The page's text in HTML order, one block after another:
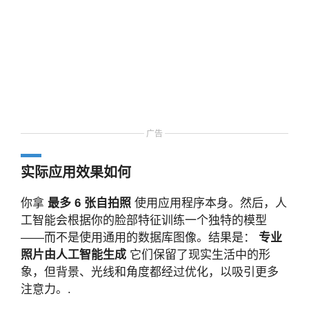
广告
实际应用效果如何
你拿 最多 6 张自拍照 使用应用程序本身。然后，人
工智能会根据你的脸部特征训练一个独特的模型
——而不是使用通用的数据库图像。结果是： 专业
照片由人工智能生成 它们保留了现实生活中的形
象，但背景、光线和角度都经过优化，以吸引更多
注意力。.